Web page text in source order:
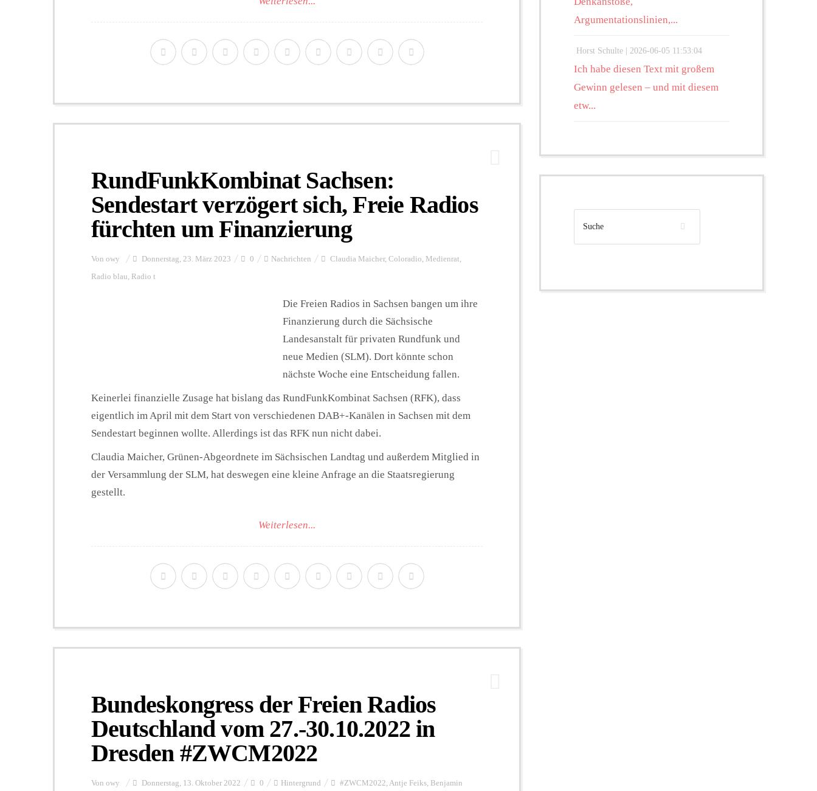
RundFunkKombinat Sachsen:
Sendestart verzögert sich, Freie Radios
fürchten um Finanzierung
Von owy Donnerstag, 23. März 2023 0 Nachrichten Claudia Maicher, Coloradio Medienrat
Radio blau Radio t
Die Freien Radios in Sachsen bangen um ihre
Finanzierung durch die Sächsische
Landesanstalt für privaten Rundfunk und
neue Medien (SLM). Dort könnte schon
nächste Woche eine Entscheidung fallen.
Keinerlei finanzielle Zusage hat bislang das RundFunkKombinat Sachsen (RFK), dass
eigentlich im April mit dem Start von verschiedenen DAB+-Kanälen in Sachsen mit dem
Sendestart beginnen wollte. Allerdings ist das RFK nun nicht dabei.
Claudia Maicher, Grünen-Abgeordnete im Sächsischen Landtag und außerdem Mitglied in
der Versammlung der SLM, hat deswegen eine kleine Anfrage an die Staatsregierung
gestellt.
Weiterlesen...
Bundeskongress der Freien Radios
Deutschland vom 27.-30.10.2022 in
Dresden #ZWCM2022
Von owy Donnerstag, 13. Oktober 2022 0 Hintergrund #ZWCM2022, Antje Feiks, Benjamin
Argumentationslinien,...
Horst Schulte | 2026-06-05 11:53:04
Ich habe diesen Text mit großem
Gewinn gelesen – und mit diesem
etw...